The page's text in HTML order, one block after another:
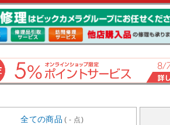
全ての商品 ( - 点)